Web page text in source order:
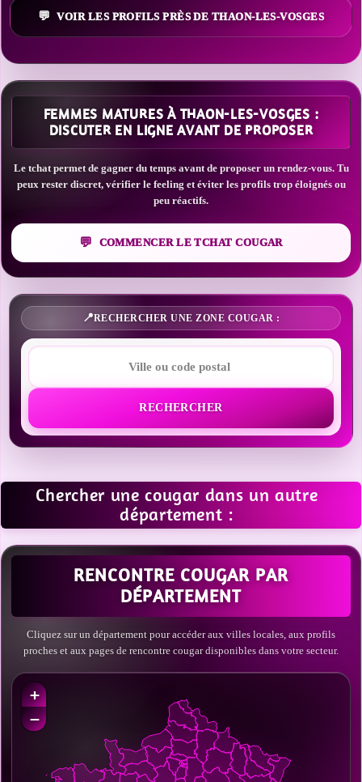
VOIR LES PROFILS PRÈS DE THAON-LES-VOSGES
FEMMES MATURES À THAON-LES-VOSGES :
DISCUTER EN LIGNE AVANT DE PROPOSER
Le tchat permet de gagner du temps avant de proposer un rendez-vous. Tu
peux rester discret, vérifier le feeling et éviter les profils trop éloignés ou
peu réactifs.
COMMENCER LE TCHAT COUGAR
RECHERCHER UNE ZONE COUGAR :
RECHERCHER
Chercher une cougar dans un autre
département :
RENCONTRE COUGAR PAR
DÉPARTEMENT
Cliquez sur un département pour accéder aux villes locales, aux profils
proches et aux pages de rencontre cougar disponibles dans votre secteur.
+
−